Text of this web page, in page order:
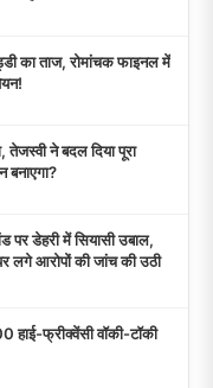
का ताज, रोमांचक फाइनल में
ने बदल दिया पूरा
पर डेहरी में सियासी उबाल,
लगे आरोपों की जांच की उठी
हाई-फ्रीक्वेंसी वॉकी-टॉकी